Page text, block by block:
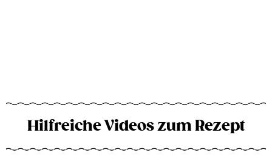
Hilfreiche Videos zum Rezept